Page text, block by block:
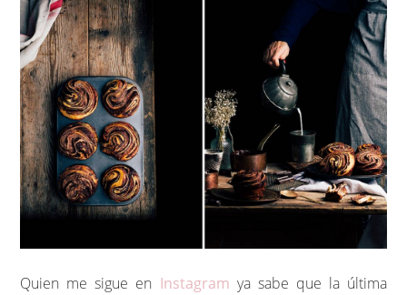
Quien me sigue en Instagram ya sabe que la última